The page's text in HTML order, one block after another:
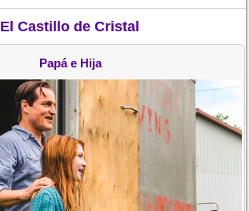
El Castillo de Cristal
Papá e Hija